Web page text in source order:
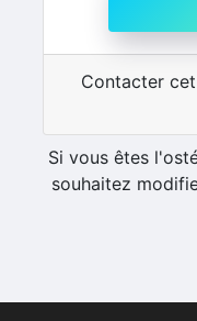
Contacter
Si vous êtes
souhaitez